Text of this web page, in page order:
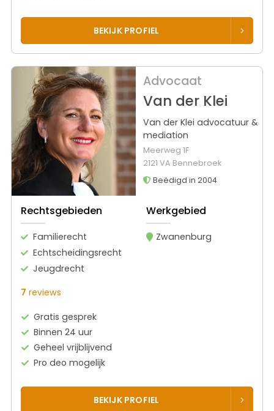
BEKIJK PROFIEL
Advocaat
Van der Klei
Van der Klei advocatuur &
mediation
Meerweg 1F
2121 VA Bennebroek
Beëdigd in 2004
Rechtsgebieden
Familierecht
Echtscheidingsrecht
Jeugdrecht
Werkgebied
Zwanenburg
7 reviews
Gratis gesprek
Binnen 24 uur
Geheel vrijblijvend
Pro deo mogelijk
BEKIJK PROFIEL